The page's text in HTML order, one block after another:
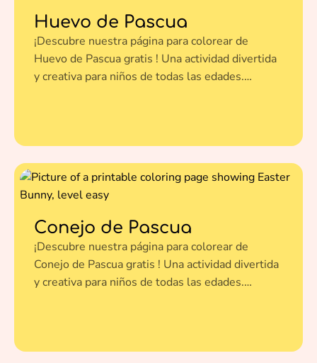
Huevo de Pascua
¡Descubre nuestra página para colorear de
Huevo de Pascua gratis ! Una actividad divertida
y creativa para niños de todas las edades.
Conejo de Pascua
¡Descubre nuestra página para colorear de
Conejo de Pascua gratis ! Una actividad divertida
y creativa para niños de todas las edades.